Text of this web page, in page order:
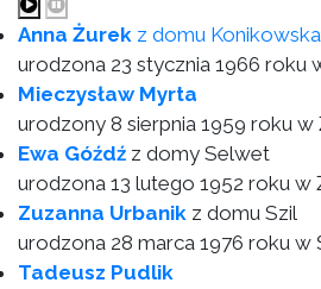
Anna Żurek z domu Konikowska
urodzona 23 stycznia 1966 roku
Mieczysław Myrta
urodzony 8 sierpnia 1959 roku w
Ewa Góźdź z domy Selwet
urodzona 13 lutego 1952 roku w
Zuzanna Urbanik z domu Szil
urodzona 28 marca 1976 roku w
Tadeusz Pudlik